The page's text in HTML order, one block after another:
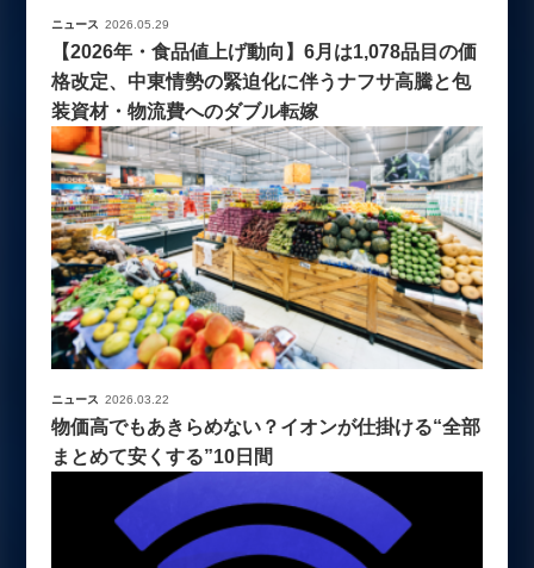
ニュース 2026.05.29
【2026年・食品値上げ動向】6月は1,078品目の価
格改定、中東情勢の緊迫化に伴うナフサ高騰と包
装資材・物流費へのダブル転嫁
ニュース 2026.03.22
物価高でもあきらめない？イオンが仕掛ける“全部
まとめて安くする”10日間